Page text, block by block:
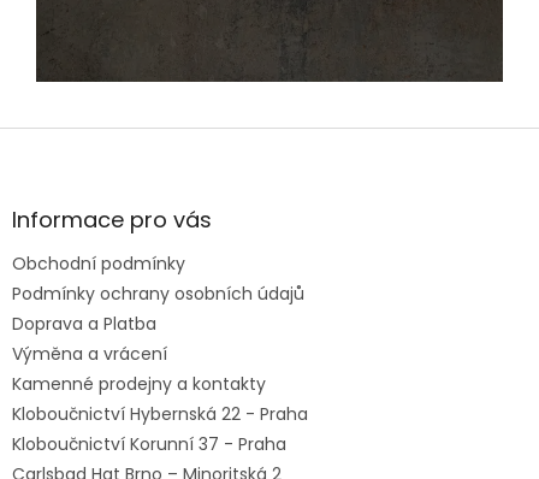
Z
aInformace pro vás
Obchodní podmínky
Podmínky ochrany osobních údajů
Doprava a Platba
Výměna a vrácení
Kamenné prodejny a kontakty
Kloboučnictví Hybernská 22 - Praha
Kloboučnictví Korunní 37 - Praha
Carlsbad Hat Brno – Minoritská 2